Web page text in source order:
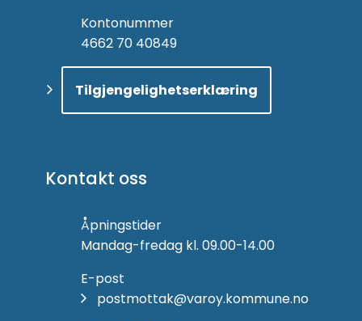
Kontonummer
4662 70 40849
Tilgjengelighetserklæring
Kontakt oss
Åpningstider
Mandag-fredag kl. 09.00-14.00
E-post
postmottak@varoy.kommune.no